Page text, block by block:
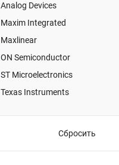
Analog Devices
Maxim Integrated
Maxlinear
ON Semiconductor
ST Microelectronics
Texas Instruments
Сбросить